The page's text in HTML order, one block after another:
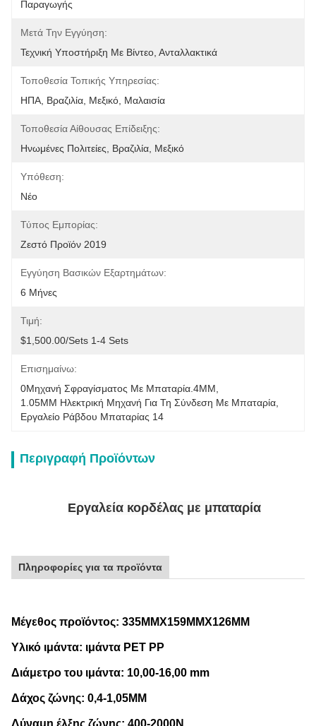
Παραγωγής
Μετά Την Εγγύηση:
Τεχνική Υποστήριξη Με Βίντεο, Ανταλλακτικά
Τοποθεσία Τοπικής Υπηρεσίας:
ΗΠΑ, Βραζιλία, Μεξικό, Μαλαισία
Τοποθεσία Αίθουσας Επίδειξης:
Ηνωμένες Πολιτείες, Βραζιλία, Μεξικό
Υπόθεση:
Νέο
Τύπος Εμπορίας:
Ζεστό Προϊόν 2019
Εγγύηση Βασικών Εξαρτημάτων:
6 Μήνες
Τιμή:
$1,500.00/sets 1-4 Sets
Επισημαίνω:
0Μηχανή Σφραγίσματος Με Μπαταρία.4MM
1.05MM Ηλεκτρική Μηχανή Για Τη Σύνδεση Με Μπαταρία
Εργαλείο Ράβδου Μπαταρίας 14
Περιγραφή Προϊόντων
Εργαλεία κορδέλας με μπαταρία
Πληροφορίες για τα προϊόντα
Μέγεθος προϊόντος: 335MMX159MMX126MM
Υλικό ιμάντα: ιμάντα PET PP
Διάμετρο του ιμάντα: 10,00-16,00 mm
Δάχος ζώνης: 0,4-1,05MM
Δύναμη έλξης ζώνης: 400-2000N